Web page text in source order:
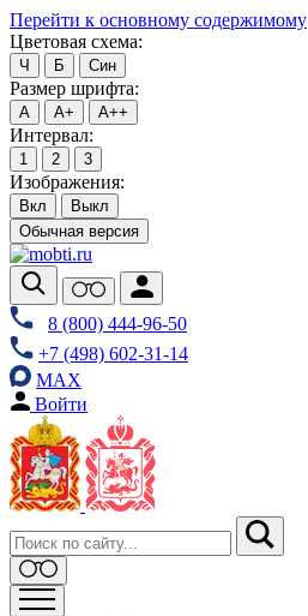
Перейти к основному содержимому
Цветовая схема:
Ч Б Син
Размер шрифта:
А А+ А++
Интервал:
1 2 3
Изображения:
Вкл
Выкл
Обычная версия
8 (800) 444-96-50
+7 (498) 602-31-14
MAX
Войти